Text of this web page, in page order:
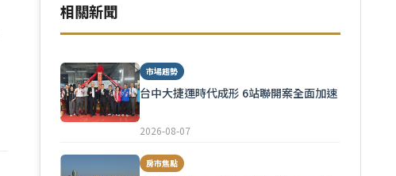
相關新聞
市場趨勢
台中大捷運時代成形 6站聯開案全面加速
2026-08-07
房市焦點